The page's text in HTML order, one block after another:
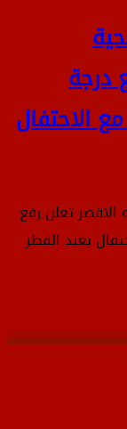
درجة
الاحتفال
الاقصر تعلن رفع
بعيد الفطر